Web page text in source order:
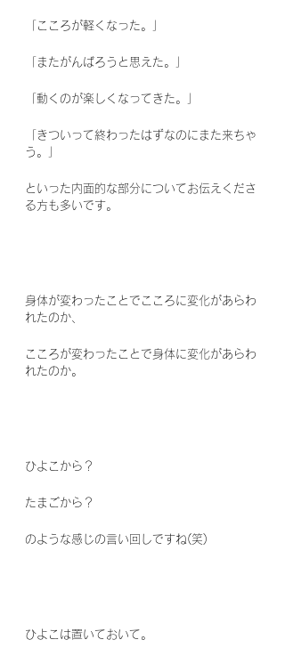
「こころが軽くなった。」
「またがんばろうと思えた。」
「動くのが楽しくなってきた。」
「きついって終わったはずなのにまた来ちゃ
う。」
といった内面的な部分についてお伝えくださ
る方も多いです。
身体が変わったことでこころに変化があらわ
れたのか、
こころが変わったことで身体に変化があらわ
れたのか。
ひよこから？
たまごから？
のような感じの言い回しですね(笑)
ひよこは置いておいて。